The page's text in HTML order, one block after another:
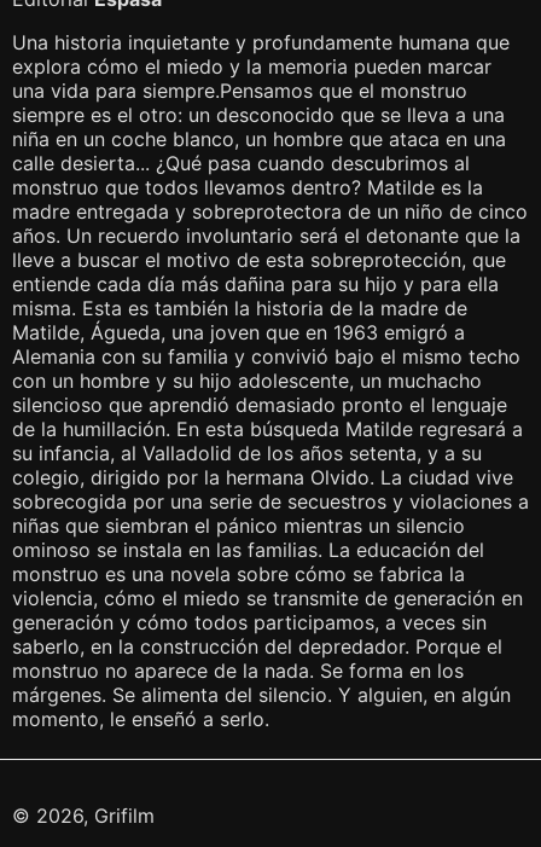
Una historia inquietante y profundamente humana que
explora cómo el miedo y la memoria pueden marcar
una vida para siempre.Pensamos que el monstruo
siempre es el otro: un desconocido que se lleva a una
niña en un coche blanco, un hombre que ataca en una
calle desierta... ¿Qué pasa cuando descubrimos al
monstruo que todos llevamos dentro? Matilde es la
madre entregada y sobreprotectora de un niño de cinco
años. Un recuerdo involuntario será el detonante que la
lleve a buscar el motivo de esta sobreprotección, que
entiende cada día más dañina para su hijo y para ella
misma. Esta es también la historia de la madre de
Matilde, Águeda, una joven que en 1963 emigró a
Alemania con su familia y convivió bajo el mismo techo
con un hombre y su hijo adolescente, un muchacho
silencioso que aprendió demasiado pronto el lenguaje
de la humillación. En esta búsqueda Matilde regresará a
su infancia, al Valladolid de los años setenta, y a su
colegio, dirigido por la hermana Olvido. La ciudad vive
sobrecogida por una serie de secuestros y violaciones a
niñas que siembran el pánico mientras un silencio
ominoso se instala en las familias. La educación del
monstruo es una novela sobre cómo se fabrica la
violencia, cómo el miedo se transmite de generación en
generación y cómo todos participamos, a veces sin
saberlo, en la construcción del depredador. Porque el
monstruo no aparece de la nada. Se forma en los
márgenes. Se alimenta del silencio. Y alguien, en algún
momento, le enseñó a serlo.
© 2026, Grifilm